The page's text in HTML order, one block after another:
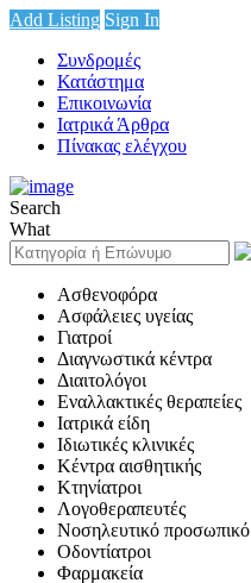
Add Listing Sign In
Συνδρομές
Κατάστημα
Επικοινωνία
Ιατρικά Άρθρα
Πίνακας ελέγχου
Search
What
Ασθενοφόρα
Ασφάλειες υγείας
Γιατροί
Διαγνωστικά κέντρα
Διαιτολόγοι
Εναλλακτικές θεραπείες
Ιατρικά είδη
Ιδιωτικές κλινικές
Κέντρα αισθητικής
Κτηνίατροι
Λογοθεραπευτές
Νοσηλευτικό προσωπικό
Οδοντίατροι
Φαρμακεία